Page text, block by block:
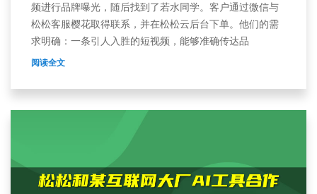
频进行品牌曝光，随后找到了若水同学。客户通过微信与
松松客服樱花取得联系，并在松松云后台下单。他们的需
求明确：一条引人入胜的短视频，能够准确传达品
阅读全文